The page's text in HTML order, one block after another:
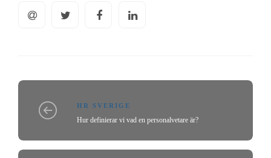
HR SVERIGE
Hur definierar vi vad en personalvetare är?